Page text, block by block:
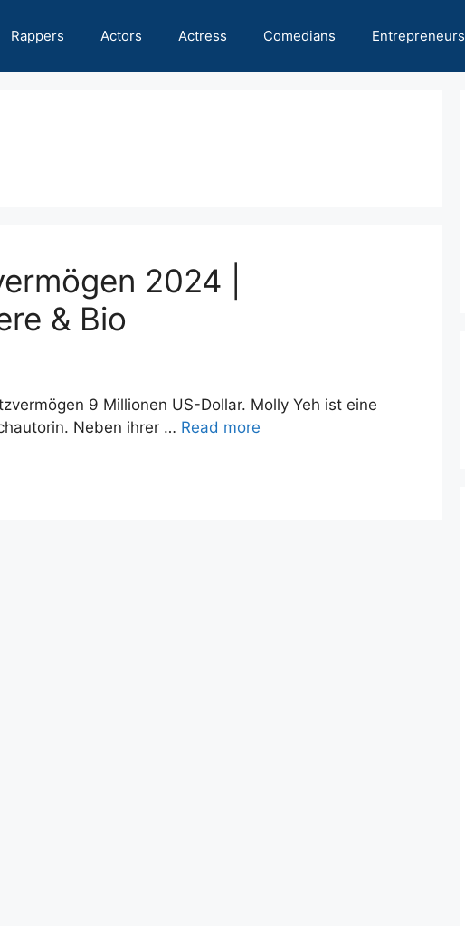
Rappers Actors Actress Comedians Entrepreneurs
2024 |
& Bio
9 Millionen US-Dollar. Molly Yeh ist eine
Neben ihrer … Read more